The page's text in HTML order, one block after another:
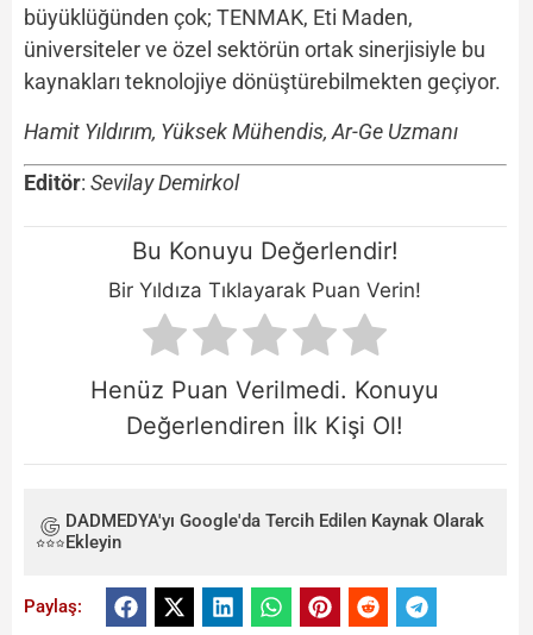
büyüklüğünden çok; TENMAK, Eti Maden,
üniversiteler ve özel sektörün ortak sinerjisiyle bu
kaynakları teknolojiye dönüştürebilmekten geçiyor.
Hamit Yıldırım, Yüksek Mühendis, Ar-Ge Uzmanı
Editör: Sevilay Demirkol
Bu Konuyu Değerlendir!
Bir Yıldıza Tıklayarak Puan Verin!
Henüz Puan Verilmedi. Konuyu
Değerlendiren İlk Kişi Ol!
DADMEDYA'yı Google'da Tercih Edilen Kaynak Olarak
Ekleyin
Paylaş: